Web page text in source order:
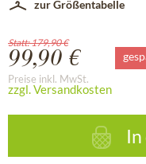
zur Größentabelle
Statt: 179,90 €
99,90 €
Preise inkl. MwSt.
zzgl. Versandkosten
In